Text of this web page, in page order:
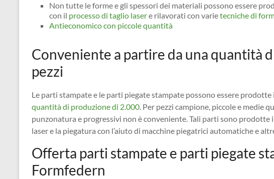
Non tutte le forme e gli spessori dei materiali possono essere
con il processo di taglio lasere rilavorati con varietecniche di
Antieconomico con piccole quantità
Conveniente a partire da una quantità
pezzi
Le parti stampate e le parti piegate stampate possono essere
quantità di produzione di 2.000. Per pezzi campione, piccole e medie
punzonatura e progressivi non è conveniente. Tali parti sono
laser e la piegatura con l’aiuto di macchine piegatrici automatiche e
Offerta parti stampate e parti piegate
Formfedern